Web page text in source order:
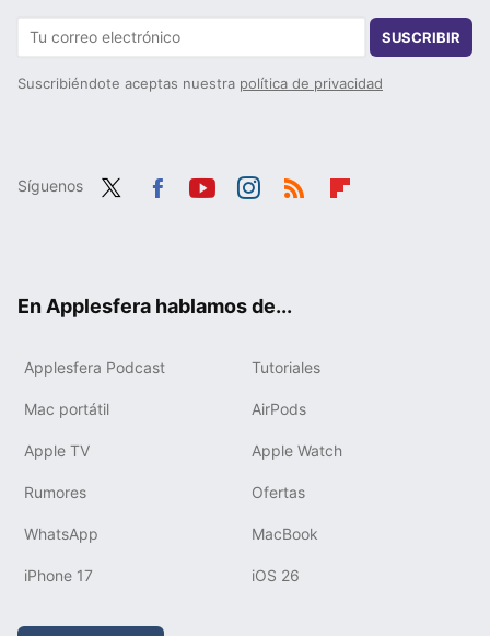
SUSCRIBIR
Suscribiéndote aceptas nuestra política de privacidad
Síguenos
En Applesfera hablamos de...
Applesfera Podcast Tutoriales
Mac portátil AirPods
Apple TV Apple Watch
Rumores Ofertas
WhatsApp MacBook
iPhone 17 iOS 26